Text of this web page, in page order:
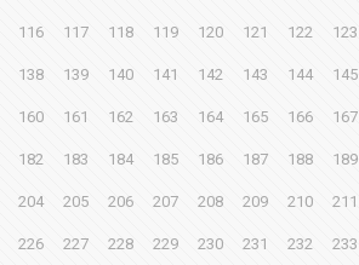
116 117 118 119 120 121 122 123
138 139 140 141 142 143 144 145
160 161 162 163 164 165 166 167
182 183 184 185 186 187 188 189
204 205 206 207 208 209 210 211
226 227 228 229 230 231 232 233